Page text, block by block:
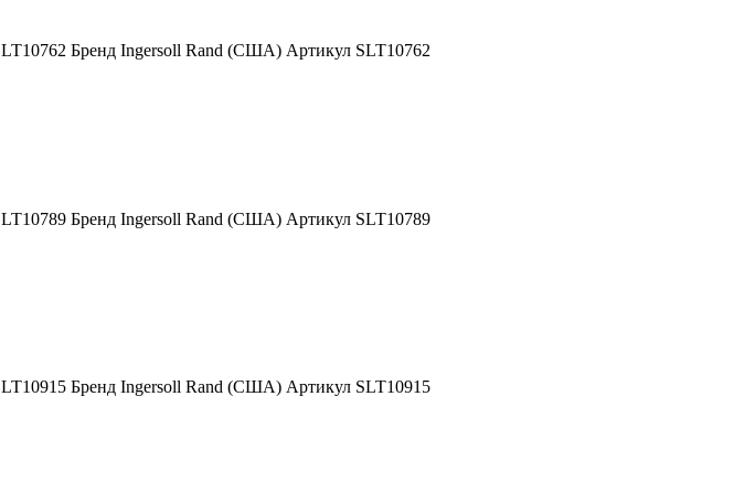
Бренд Ingersoll Rand (США) Артикул SLT10762
Бренд Ingersoll Rand (США) Артикул SLT10789
Бренд Ingersoll Rand (США) Артикул SLT10915